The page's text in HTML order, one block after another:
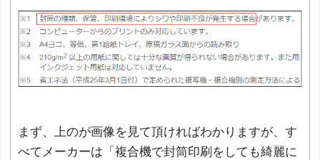
まず、上のが画像を見て頂ければわかりますが、す
べてメーカーは「複合機で封筒印刷をしても綺麗に